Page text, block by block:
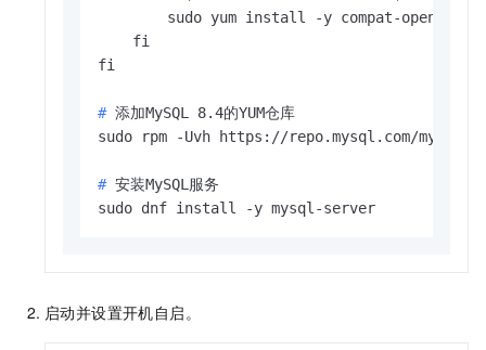
        sudo yum install -y compat-openssl10
    fi
# 添加MySQL 8.4的YUM仓库
# 安装MySQL服务
sudo dnf install -y mysql-server
启动并设置开机自启。